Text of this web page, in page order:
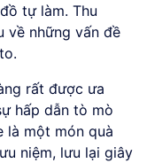
tự làm. Thu
về những vấn đề
rất được ưa
hấp dẫn tò mò
là một món quà
niệm, lưu lại giây